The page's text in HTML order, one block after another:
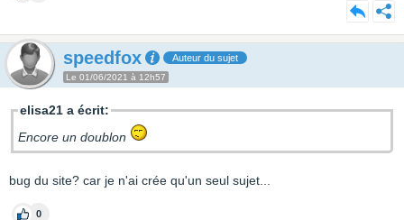
speedfox Auteur du sujet
Le 01/06/2021 à 12h57
elisa21 a écrit:
Encore un doublon
bug du site? car je n'ai crée qu'un seul sujet...
0